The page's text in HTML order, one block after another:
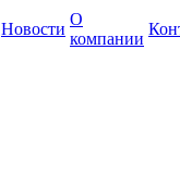
Новости
О
компании